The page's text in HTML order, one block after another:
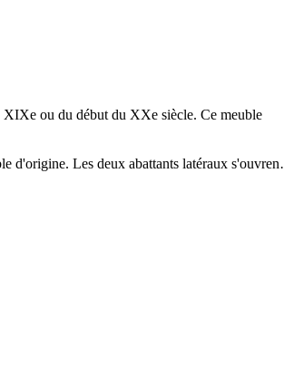
ou du début du XXe siècle. Ce meuble
d'origine. Les deux abattants latéraux s'ouvrent
de cuir (ou patine d'origine), idéale pour un
normales pour son âge, ce qui confirme son